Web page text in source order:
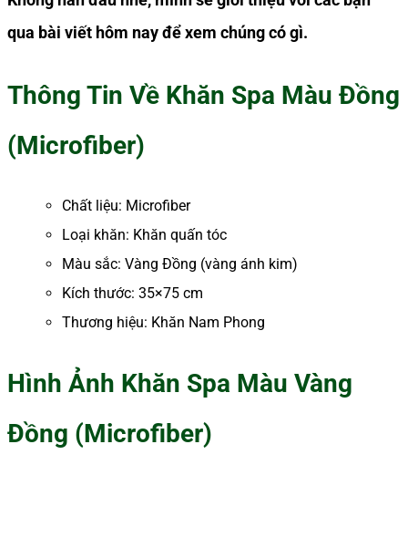
qua bài viết hôm nay để xem chúng có gì.
Thông Tin Về Khăn Spa Màu Đồng
(Microfiber)
Chất liệu: Microfiber
Loại khăn: Khăn quấn tóc
Màu sắc: Vàng Đồng (vàng ánh kim)
Kích thước: 35×75 cm
Thương hiệu: Khăn Nam Phong
Hình Ảnh Khăn Spa Màu Vàng
Đồng (Microfiber)